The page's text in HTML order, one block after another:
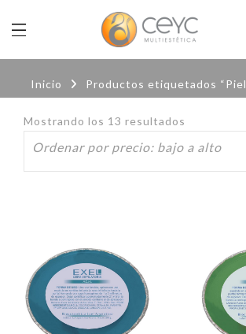
Inicio Productos etiquetados
Mostrando los 13 resultados
Ordenado
por
precio: